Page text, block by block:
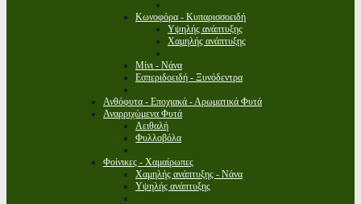
Κωνοφόρα - Κυπαρισσοειδή
Υψηλής ανάπτυξης
Χαμηλής ανάπτυξης
Μίνι - Νάνα
Εσπεριδοειδή - Ξυνόδεντρα
Ανθόφυτα - Εποχιακά - Αρωματικά Φυτά
Αναρριχώμενα Φυτά
Αειθαλή
Φυλλοβόλα
Φοίνικες - Χαμαίρωπες
Χαμηλής ανάπτυξης - Νάνα
Υψηλής ανάπτυξης